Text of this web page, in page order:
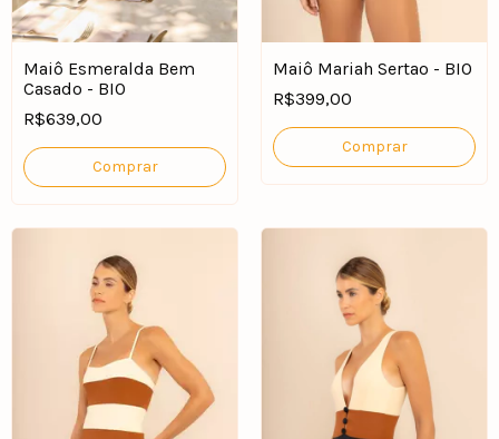
Maiô Esmeralda Bem
Casado - BIO
R$639,00
Comprar
Maiô Mariah Sertao - BIO
R$399,00
Comprar